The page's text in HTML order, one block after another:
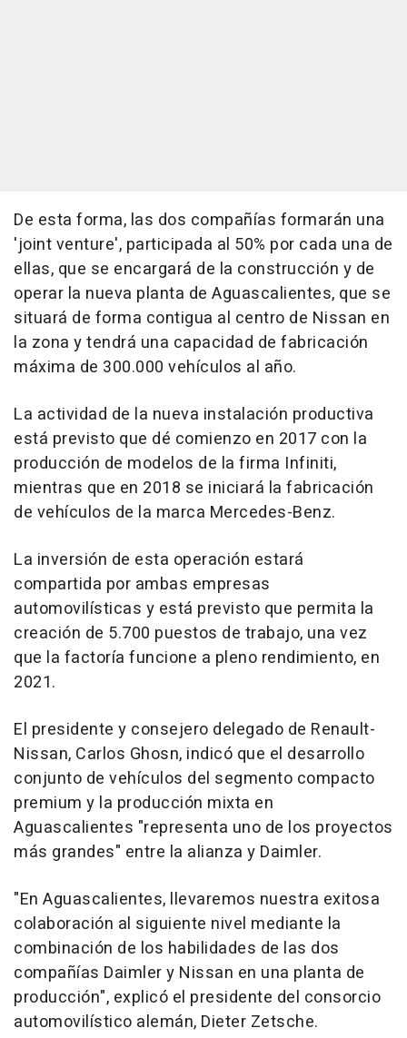
De esta forma, las dos compañías formarán una
'joint venture', participada al 50% por cada una de
ellas, que se encargará de la construcción y de
operar la nueva planta de Aguascalientes, que se
situará de forma contigua al centro de Nissan en
la zona y tendrá una capacidad de fabricación
máxima de 300.000 vehículos al año.
La actividad de la nueva instalación productiva
está previsto que dé comienzo en 2017 con la
producción de modelos de la firma Infiniti,
mientras que en 2018 se iniciará la fabricación
de vehículos de la marca Mercedes-Benz.
La inversión de esta operación estará
compartida por ambas empresas
automovilísticas y está previsto que permita la
creación de 5.700 puestos de trabajo, una vez
que la factoría funcione a pleno rendimiento, en
2021.
El presidente y consejero delegado de Renault-
Nissan, Carlos Ghosn, indicó que el desarrollo
conjunto de vehículos del segmento compacto
premium y la producción mixta en
Aguascalientes "representa uno de los proyectos
más grandes" entre la alianza y Daimler.
"En Aguascalientes, llevaremos nuestra exitosa
colaboración al siguiente nivel mediante la
combinación de los habilidades de las dos
compañías Daimler y Nissan en una planta de
producción", explicó el presidente del consorcio
automovilístico alemán, Dieter Zetsche.